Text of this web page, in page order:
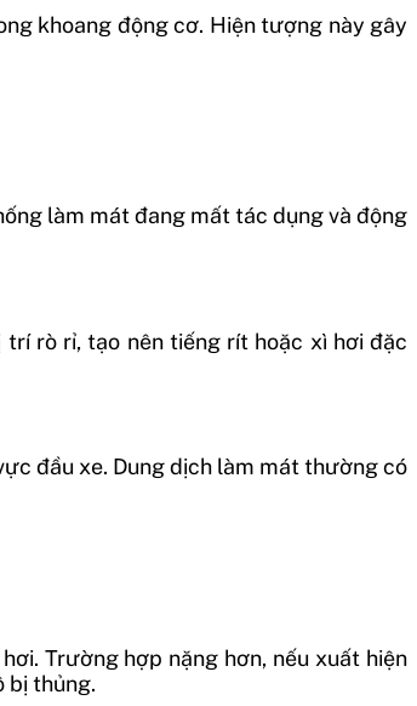
khoang động cơ. Hiện tượng này gây
làm mát đang mất tác dụng và động
rò rỉ, tạo nên tiếng rít hoặc xì hơi đặc
đầu xe. Dung dịch làm mát thường có
Trường hợp nặng hơn, nếu xuất hiện
bị thủng.